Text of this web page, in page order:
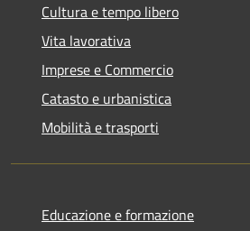
Cultura e tempo libero
Vita lavorativa
Imprese e Commercio
Catasto e urbanistica
Mobilità e trasporti
Educazione e formazione